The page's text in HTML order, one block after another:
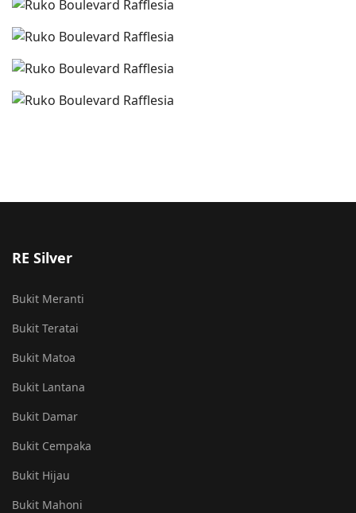
RE Silver
Bukit Meranti
Bukit Teratai
Bukit Matoa
Bukit Lantana
Bukit Damar
Bukit Cempaka
Bukit Hijau
Bukit Mahoni